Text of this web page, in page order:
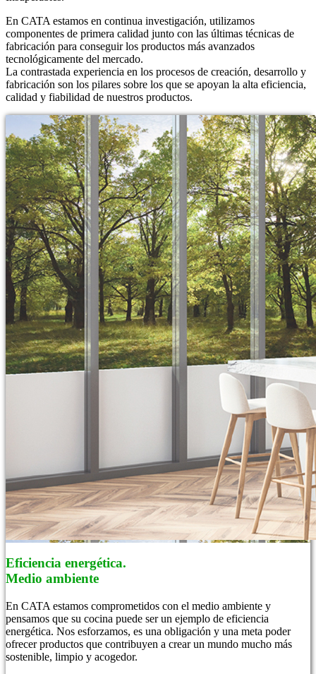
En CATA estamos en continua investigación, utilizamos
componentes de primera calidad junto con las últimas técnicas de
fabricación para conseguir los productos más avanzados
tecnológicamente del mercado.
La contrastada experiencia en los procesos de creación, desarrollo y
fabricación son los pilares sobre los que se apoyan la alta eficiencia,
calidad y fiabilidad de nuestros productos.
Eficiencia energética.
Medio ambiente
En CATA estamos comprometidos con el medio ambiente y
pensamos que su cocina puede ser un ejemplo de eficiencia
energética. Nos esforzamos, es una obligación y una meta poder
ofrecer productos que contribuyen a crear un mundo mucho más
sostenible, limpio y acogedor.